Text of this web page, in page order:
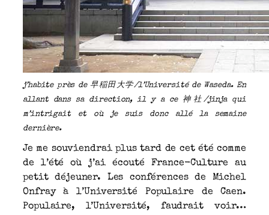
j’habite près de 早稲田大学/l’Université de Waseda. En
allant dans sa direction, il y a ce 神社/jinja qui
m’intrigait et où je suis donc allé la semaine
dernière.
Je me souviendrai plus tard de cet été comme
de l’été où j’ai écouté France-Culture au
petit déjeuner. Les conférences de Michel
Onfray à l’Université Populaire de Caen.
Populaire, l’Université, faudrait voir…